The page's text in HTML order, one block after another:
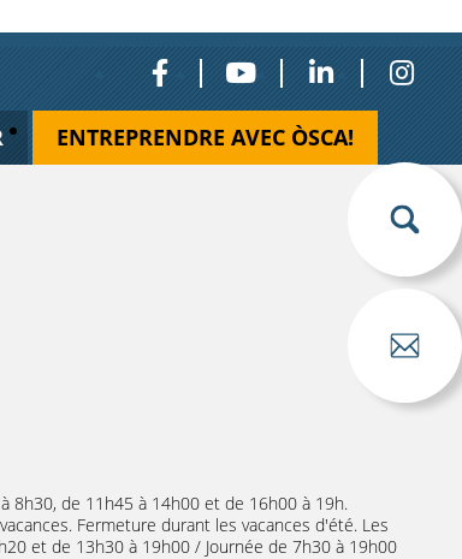
ENTREPRENDRE AVEC ÒSCA!
8h30, de 11h45 à 14h00 et de 16h00 à 19h.
Fermeture durant les vacances d'été. Les
et de 13h30 à 19h00 / Journée de 7h30 à 19h00